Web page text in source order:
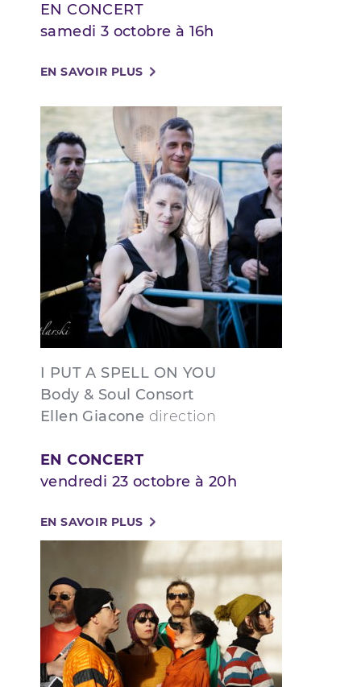
EN CONCERT
samedi 3 octobre à 16h
EN SAVOIR PLUS
I PUT A SPELL ON YOU
Body & Soul Consort
Ellen Giacone direction
EN CONCERT
vendredi 23 octobre à 20h
EN SAVOIR PLUS